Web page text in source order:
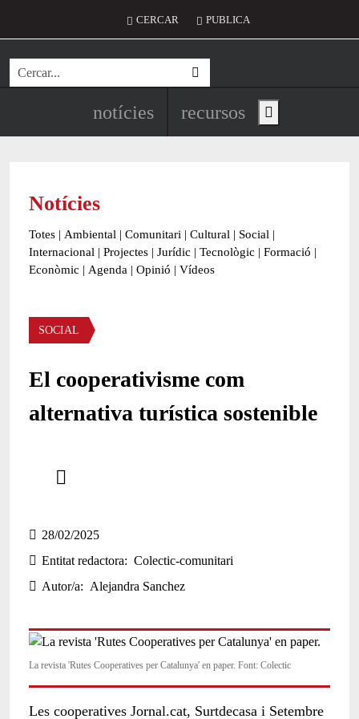
Menú del compte d'usuari
CERCAR PUBLICA
Cerca
Navegació principal de
notícies recursos Show main menu
Notícies
Totes | Ambiental | Comunitari | Cultural | Social |
Internacional | Projectes | Jurídic | Tecnològic | Formació |
Econòmic | Agenda | Opinió | Vídeos
Àmbit de la notícia
SOCIAL
El cooperativisme com
alternativa turística sostenible
28/02/2025
Entitat redactora
Colectic-comunitari
Autor/a
Alejandra Sanchez
La revista 'Rutes Cooperatives per Catalunya' en paper. Font: Colectic
Les cooperatives Jornal.cat, Surtdecasa i Setembre